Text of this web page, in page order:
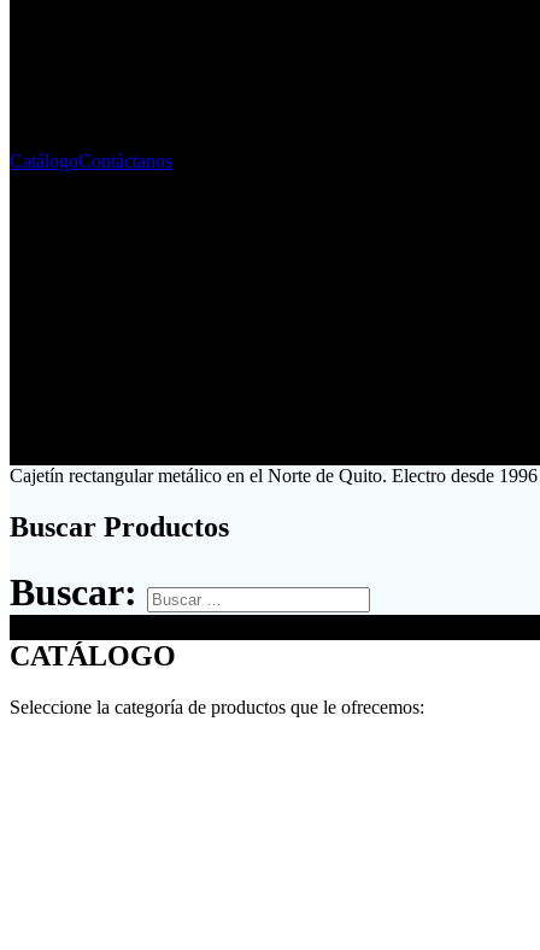
CatálogoContáctanos
Cajetín rectangular metálico en el Norte de Quito. Electro desde
Buscar Productos
Buscar:
CATÁLOGO
Seleccione la categoría de productos que le ofrecemos: